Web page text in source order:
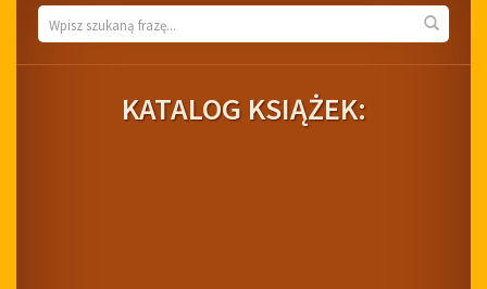
Wyszukiwarka
KATALOG KSIĄŻEK: